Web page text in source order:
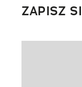
ZAPISZ